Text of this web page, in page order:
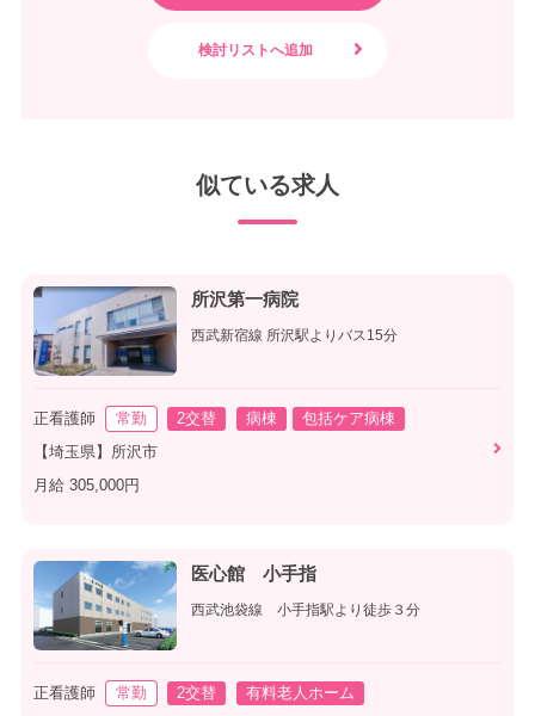
似ている求人
所沢第一病院
西武新宿線 所沢駅よりバス15分
正看護師 常勤 2交替 病棟
包括ケア病棟
【埼玉県】所沢市
月給 305,000円
医心館 小手指
西武池袋線 小手指駅より徒歩３分
正看護師 常勤 2交替
有料老人ホーム